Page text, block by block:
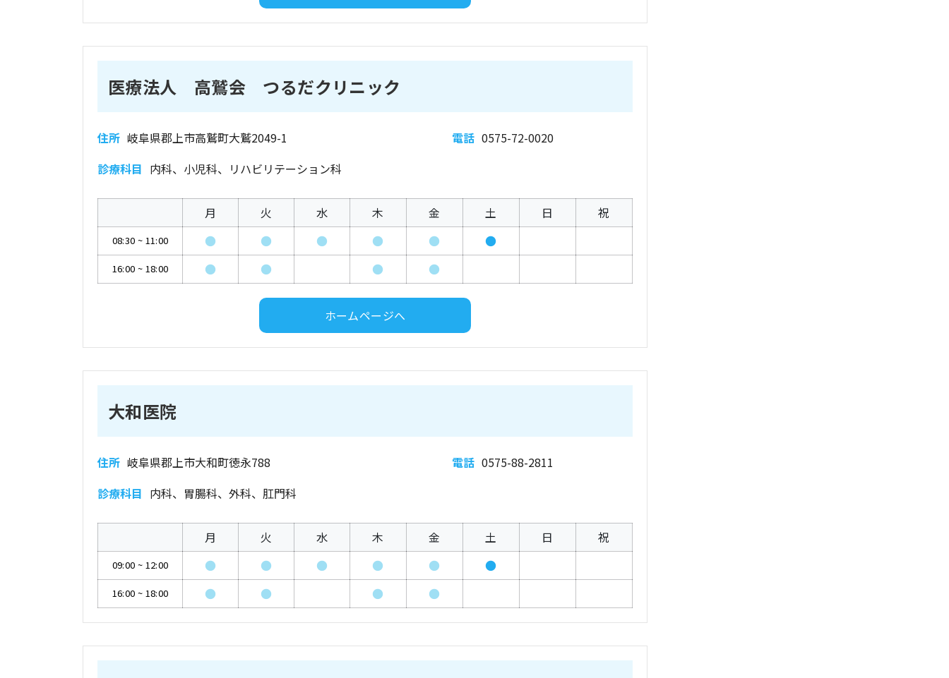
医療法人 高鷲会 つるだクリニック
住所 岐阜県郡上市高鷲町大鷲2049-1 電話 0575-72-0020
診療科目 内科、小児科、リハビリテーション科
月 火 水 木 金 土 日 祝
08:30 ~ 11:00 ● ● ● ● ● ●
16:00 ~ 18:00 ● ● ● ●
ホームページへ
大和医院
住所 岐阜県郡上市大和町徳永788 電話 0575-88-2811
診療科目 内科、胃腸科、外科、肛門科
月 火 水 木 金 土 日 祝
09:00 ~ 12:00 ● ● ● ● ● ●
16:00 ~ 18:00 ● ● ● ●